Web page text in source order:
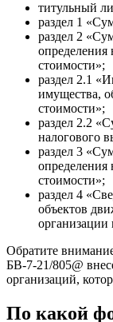
титульный
раздел 1
раздел 2
определения
стоимости»;
раздел 2.1
имущества,
стоимости»;
раздел 2.2
налогового
раздел 3
определения
стоимости»;
раздел 4
объектов
организации
Обратите
БВ-7-21/805@
организаций,
По какой